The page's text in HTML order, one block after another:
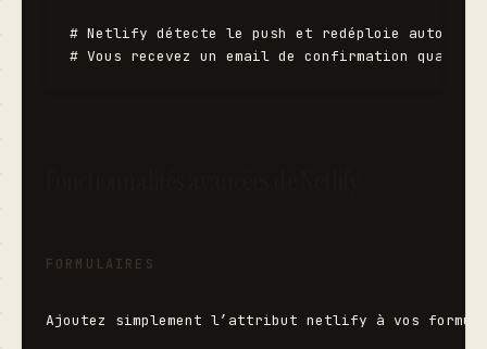
# Netlify détecte le push et redéploie
FORMULAIRES
Ajoutez simplement l’attribut netlify à vos